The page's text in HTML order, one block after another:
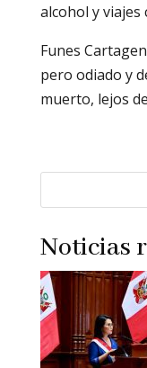
alcohol y viajes
Funes
pero odiado y
muerto, lejos
Noticias